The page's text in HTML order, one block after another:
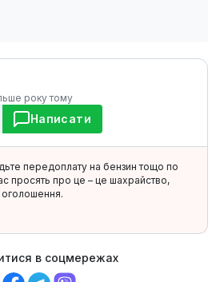
року тому
Написати
передоплату на бензин тощо по
просять про це – це шахрайство,
оголошення.
в соцмережах